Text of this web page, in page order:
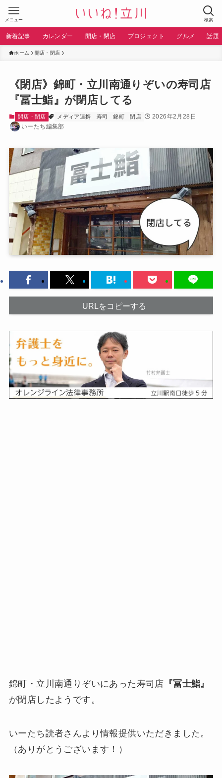
検索
メニュー
新着記事 カレンダー 開店・閉店 プロジェクト グルメ 話題
ホーム 開店・閉店
《閉店》錦町・立川南通りぞいの寿司店
『冨士鮨』が閉店してる
開店・閉店 メディア連携 寿司 錦町 閉店
2026年2月28日
いーたち編集部
URLをコピーする
錦町・立川南通りぞいにあった寿司店 『冨士鮨』
が閉店したようです。
いーたち読者さんより情報提供いただきました。
（ありがとうございます！）